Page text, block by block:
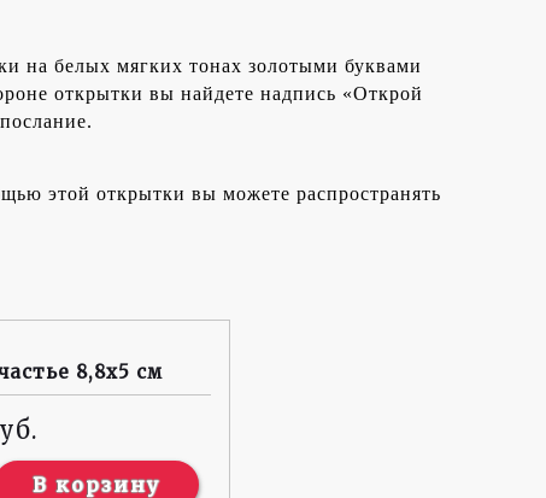
на белых мягких тонах золотыми буквами
открытки вы найдете надпись «Открой
этой открытки вы можете распространять
8,8x5 см
В корзину